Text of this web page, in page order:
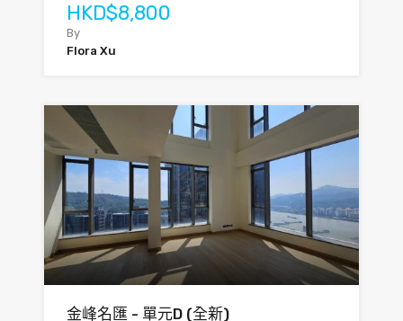
HKD$8,800
By
Flora Xu
金峰名匯 - 單元D (全新)